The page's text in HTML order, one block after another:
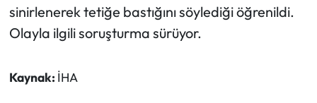
sinirlenerek tetiğe bastığını söylediği öğrenildi.
Olayla ilgili soruşturma sürüyor.
Kaynak: İHA